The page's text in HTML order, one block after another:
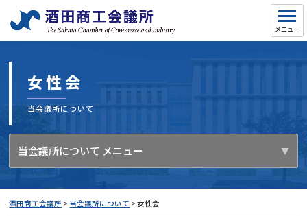
女性会
当会議所について
当会議所について メニュー
酒田商工会議所 > 当会議所について >女性会